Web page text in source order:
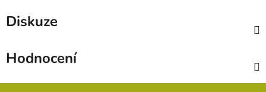
Diskuze
Hodnocení